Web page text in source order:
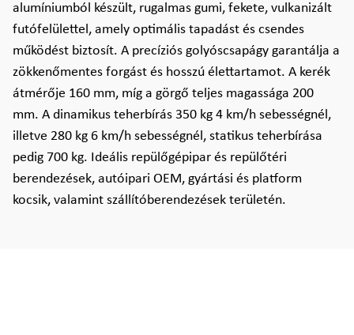
alumíniumból készült, rugalmas gumi, fekete, vulkanizált
futófelülettel, amely optimális tapadást és csendes
működést biztosít. A precíziós golyóscsapágy garantálja a
zökkenőmentes forgást és hosszú élettartamot. A kerék
átmérője 160 mm, míg a görgő teljes magassága 200
mm. A dinamikus teherbírás 350 kg 4 km/h sebességnél,
illetve 280 kg 6 km/h sebességnél, statikus teherbírása
pedig 700 kg. Ideális repülőgépipar és repülőtéri
berendezések, autóipari OEM, gyártási és platform
kocsik, valamint szállítóberendezések területén.